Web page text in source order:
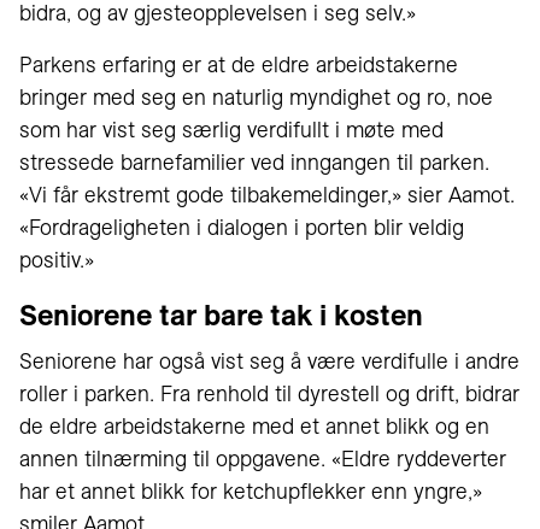
bidra, og av gjesteopplevelsen i seg selv.»
Parkens erfaring er at de eldre arbeidstakerne
bringer med seg en naturlig myndighet og ro, noe
som har vist seg særlig verdifullt i møte med
stressede barnefamilier ved inngangen til parken.
«Vi får ekstremt gode tilbakemeldinger,» sier Aamot.
«Fordrageligheten i dialogen i porten blir veldig
positiv.»
Seniorene tar bare tak i kosten
Seniorene har også vist seg å være verdifulle i andre
roller i parken. Fra renhold til dyrestell og drift, bidrar
de eldre arbeidstakerne med et annet blikk og en
annen tilnærming til oppgavene. «Eldre ryddeverter
har et annet blikk for ketchupflekker enn yngre,»
smiler Aamot.